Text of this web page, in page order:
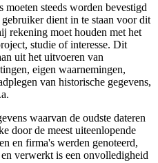
moeten steeds worden bevestigd
dient in te staan voor dit
rekening moet houden met het
studie of interesse. Dit
uit het uitvoeren van
eigen waarnemingen,
van historische gegevens,
waarvan de oudste dateren
door de meest uiteenlopende
en firma's werden genoteerd,
verwerkt is een onvolledigheid